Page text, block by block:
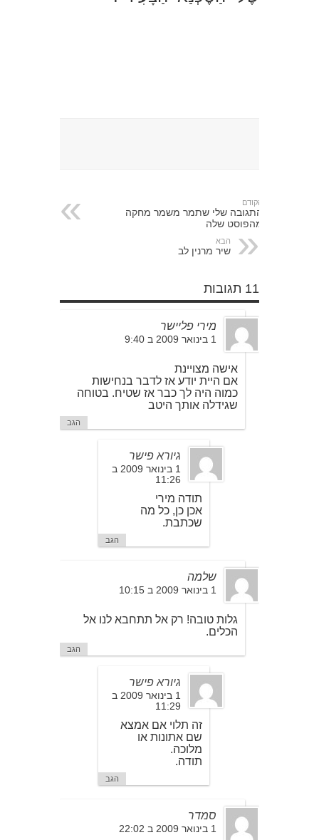
הקודם
התגובה שלי שתמר משמר מחקה
מהפוסט שלה
הבא
שיר מרנין לב
11 תגובות
מירי פליישר
1 בינואר 2009 ב 9:40
אישה מצויינת
אם היית יודע אז לדבר בנחישות
כמוה היה לך כבר אז שטיח. בטוחה
שגידלה אותך היטב
הגב
גיורא פישר
1 בינואר 2009 ב
11:26
תודה מירי
אכן כן, כל מה
שכתבת.
הגב
שלמה
1 בינואר 2009 ב 10:15
גלות טובה! רק אל תתחבא לנו אל
הכלים.
הגב
גיורא פישר
1 בינואר 2009 ב
11:29
זה תלוי אם אמצא
שם אתונות או
מלוכה.
תודה.
הגב
סמדר
1 בינואר 2009 ב 22:02